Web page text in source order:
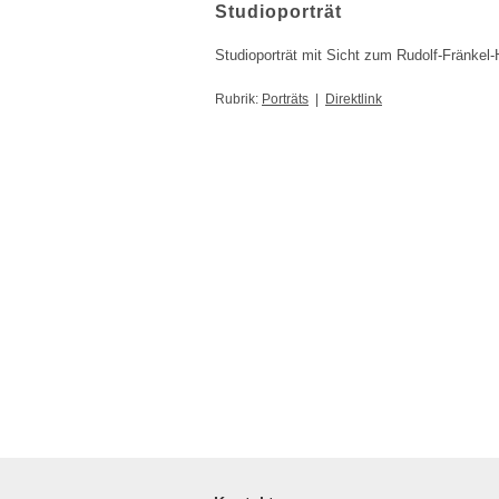
Studioporträt
Studioporträt mit Sicht zum Rudolf-Fränkel-
Rubrik: Porträts Direktlink